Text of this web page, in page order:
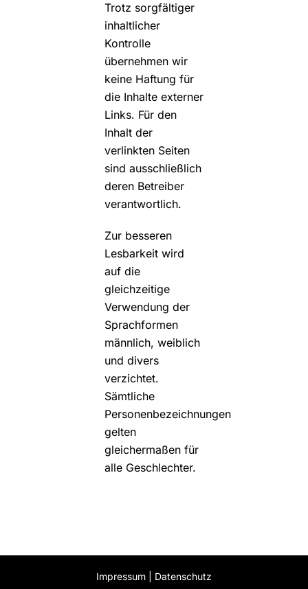
Trotz sorgfältiger
inhaltlicher
Kontrolle
übernehmen wir
keine Haftung für
die Inhalte externer
Links. Für den
Inhalt der
verlinkten Seiten
sind ausschließlich
deren Betreiber
verantwortlich.
Zur besseren
Lesbarkeit wird
auf die
gleichzeitige
Verwendung der
Sprachformen
männlich, weiblich
und divers
verzichtet.
Sämtliche
Personenbezeichnungen
gelten
gleichermaßen für
alle Geschlechter.
Impressum Datenschutz